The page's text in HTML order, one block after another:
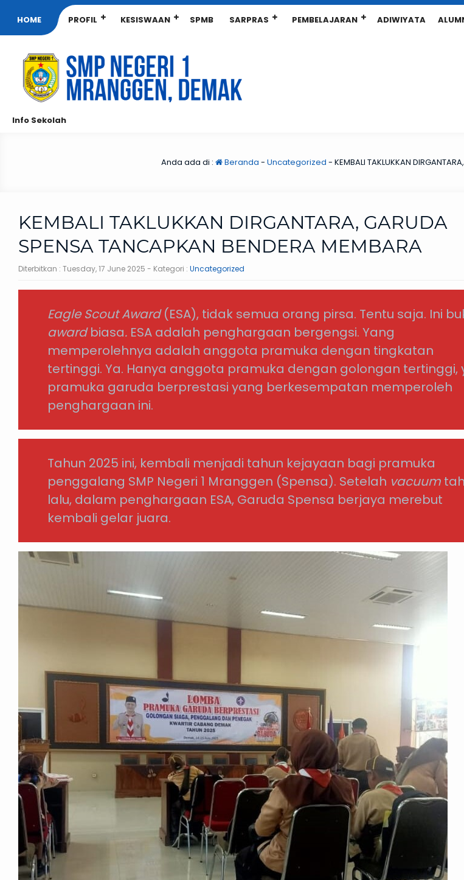
HOME PROFIL KESISWAAN SPMB SARPRAS PEMBELAJARAN ADIWIYATA
Info Sekolah
Anda ada di : Beranda - Uncategorized - KEMBALI TAKLUKKAN
KEMBALI TAKLUKKAN DIRGANTARA, GARUDA
SPENSA TANCAPKAN BENDERA MEMBARA
Diterbitkan : Tuesday, 17 June 2025 - Kategori : Uncategorized
Eagle Scout Award(ESA), tidak semua orang pirsa. Tentu saja. Ini
awardbiasa.ESA adalah penghargaan bergengsi. Yang
memperolehnya adalah anggota pramuka dengan tingkatan
tertinggi. Ya. Hanya anggota pramuka dengan golongan tertinggi,
pramuka garuda berprestasi yang berkesempatan memperoleh
penghargaan ini.
Tahun 2025 ini, kembali menjadi tahun kejayaan bagi pramuka
penggalang SMP Negeri 1 Mranggen (Spensa). Setelah vacuum
lalu, dalam penghargaan ESA, Garuda Spensa berjaya merebut
kembali gelar juara.